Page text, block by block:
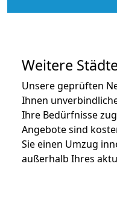
Weitere
Unsere geprüften
Ihnen
Ihre Bedürfnisse
Angebote sind
Sie einen Umzug
außerhalb Ihres